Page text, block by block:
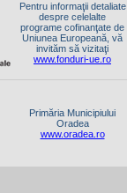
Pentru informaţii detaliate
despre celelalte
programe cofinanţate de
Uniunea Europeană, vă
invităm să vizitaţi
www.fonduri-ue.ro
Primăria Municipiului
Oradea
www.oradea.ro